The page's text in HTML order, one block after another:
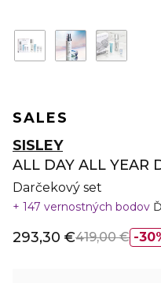
SALES
SISLEY
ALL DAY ALL YEAR
Darčekový set
147 vernostných bodov
293,30 €419,00 €